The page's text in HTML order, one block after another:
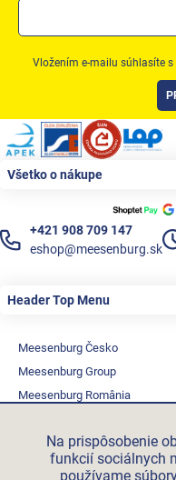
Na prispôsobenie
funkcií sociálnych
používame
Vložením e-mailu súhlasíte s
Zápätie
Všetko o nákupe
+421 908 709 147
eshop@meesenburg.sk
Header Top Menu
Meesenburg Česko
Meesenburg Group
Meesenburg România
Triotherm.cz
Stroxx.cz